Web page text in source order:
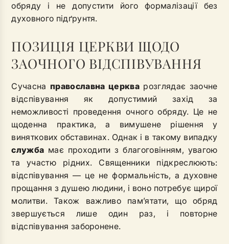
обряду і не допустити його формалізації без
духовного підґрунтя.
ПОЗИЦІЯ ЦЕРКВИ ЩОДО
ЗАОЧНОГО ВІДСПІВУВАННЯ
Сучаснаправославна церкварозглядає заочне
відспівування як допустимий захід за
неможливості проведення очного обряду. Це не
щоденна практика, а вимушене рішення у
виняткових обставинах. Однак і в такому випадку
служба має проходити з благоговінням, увагою
та участю рідних. Священники підкреслюють:
відспівування — це не формальність, а духовне
прощання з душею людини, і воно потребує щирої
молитви. Також важливо пам’ятати, що обряд
звершується лише один раз, і повторне
відспівування заборонене.